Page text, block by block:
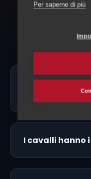
Ci sono
I cavalli hanno
Per saperne di più